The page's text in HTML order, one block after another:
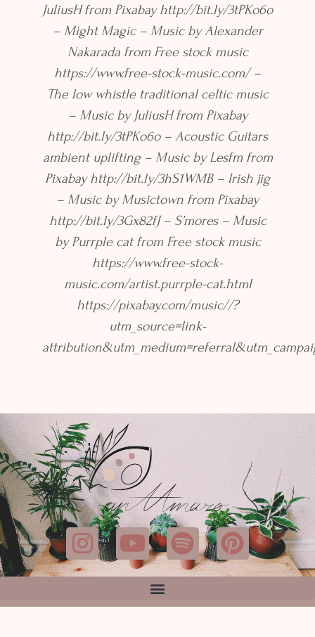
JuliusH from Pixabay http://bit.ly/3tPKo6o
– Might Magic – Music by Alexander
Nakarada from Free stock music
https://www.free-stock-music.com/ –
The low whistle traditional celtic music
– Music by JuliusH from Pixabay
http://bit.ly/3tPKo6o – Acoustic Guitars
ambient uplifting – Music by Lesfm from
Pixabay http://bit.ly/3hS1WMB – Irish jig
– Music by Musictown from Pixabay
http://bit.ly/3Gx82fJ – S’mores – Music
by Purrple cat from Free stock music
https://www.free-stock-
music.com/artist.purrple-cat.html
https://pixabay.com/music//?
utm_source=link-